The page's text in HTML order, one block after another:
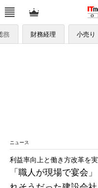
務 財務経理 小売り
ニュース
「職人が現場で宴会
利益率向上と働き方改革を